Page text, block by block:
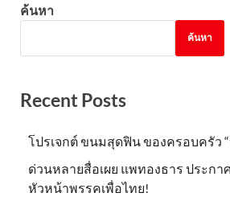
ค้นหา
ค้นหา
Recent Posts
โปรเจกต์ ขนมสุดฟิน ของครอบครัว
ด่วนหลายสื่อเผย แพทองธาร ประกา
หัวหน้าพรรคเพื่อไทย!